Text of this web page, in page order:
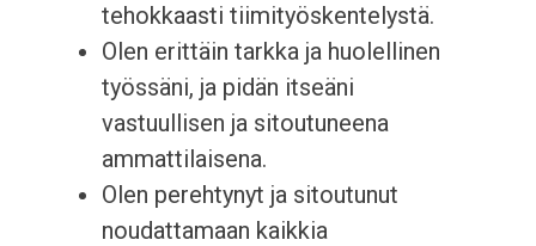
tehokkaasti tiimityöskentelystä.
Olen erittäin tarkka ja huolellinen
työssäni, ja pidän itseäni
vastuullisen ja sitoutuneena
ammattilaisena.
Olen perehtynyt ja sitoutunut
noudattamaan kaikkia